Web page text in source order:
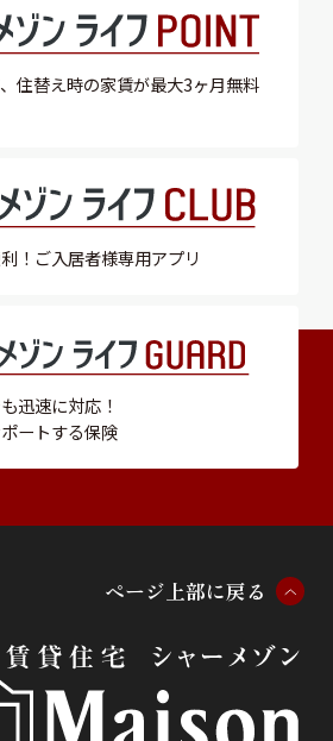
住替え時の家賃が最大3ヶ月無料
！ ご入居者様専用アプリ
迅速に対応！
ートする保険
ページ 上部に戻る